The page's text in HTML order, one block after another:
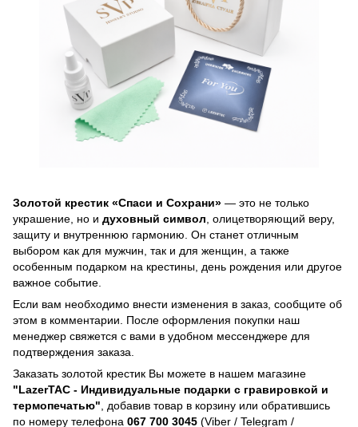
Золотой крестик «Спаси и Сохрани» — это не только
украшение, но и духовный символ , олицетворяющий веру,
защиту и внутреннюю гармонию. Он станет отличным
выбором как для мужчин, так и для женщин, а также
особенным подарком на крестины, день рождения или другое
важное событие.
Если вам необходимо внести изменения в заказ, сообщите об
этом в комментарии. После оформления покупки наш
менеджер свяжется с вами в удобном мессенджере для
подтверждения заказа.
Заказать золотой крестик Вы можете в нашем магазине
"LazerTAC - Индивидуальные подарки с гравировкой и
термопечатью" , добавив товар в корзину или обратившись
по номеру телефона 067 700 3045 (Viber / Telegram /